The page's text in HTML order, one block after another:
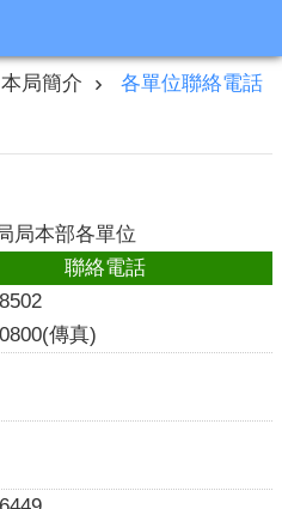
本局簡介 各單位聯絡電話
局本部各單位
聯絡電話
(傳真)